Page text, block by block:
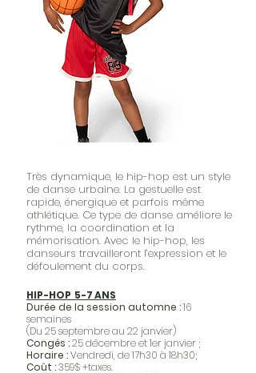
Très dynamique, le hip-hop est un style
de danse urbaine. La gestuelle est
rapide, énergique et parfois même
athlétique. Ce type de danse améliore le
rythme, la coordination et la
mémorisation. Avec le hip-hop, les
danseurs travailleront l’expression et le
défoulement du corps.
HIP-HOP 5-7 ANS
Durée de la session automne :16
semaines
(Du 25 septembre au 22 janvier)
Congés :25 décembre et 1er janvier ;
Horaire :Vendredi, de 17h30 à 18h30;
Coût :359$ +taxes.